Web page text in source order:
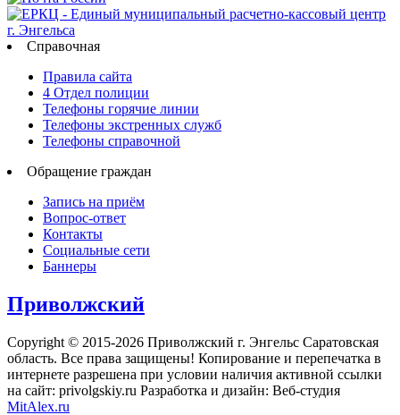
Справочная
Правила сайта
4 Отдел полиции
Телефоны горячие линии
Телефоны экстренных служб
Телефоны справочной
Обращение граждан
Запись на приём
Вопрос-ответ
Контакты
Социальные сети
Баннеры
Приволжский
Copyright © 2015-2026 Приволжский г. Энгельс Саратовская
область. Все права защищены! Копирование и перепечатка в
интернете разрешена при условии наличия активной ссылки
на сайт: privolgskiy.ru Разработка и дизайн: Веб-студия
MitAlex.ru